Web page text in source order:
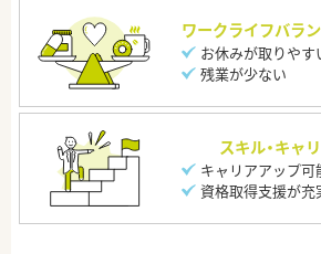
ワークライフバラ
お休みが取りやす
残業が少ない
スキル・キャ
キャリアアップ可
資格取得支援が充